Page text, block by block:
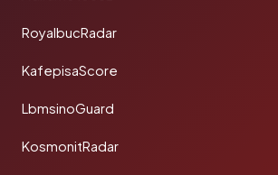
RoyalbucRadar
KafepisaScore
LbmsinoGuard
KosmonitRadar